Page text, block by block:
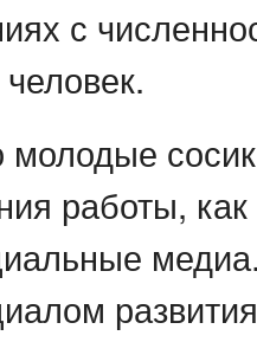
с
молодые
работы,